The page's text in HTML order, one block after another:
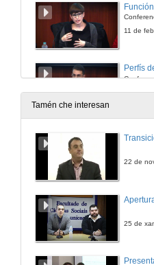
11 de
11 de
Tamén che interesan
22 de
25 de